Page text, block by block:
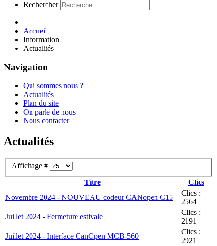
Rechercher
Accueil
Information
Actualités
Navigation
Qui sommes nous ?
Actualités
Plan du site
On parle de nous
Nous contacter
Actualités
Affichage #
Titre
Clics
Novembre 2024 - NOUVEAU codeur CANopen C15
Clics :
2564
Juillet 2024 - Fermeture estivale
Clics :
2191
Juillet 2024 - Interface CanOpen MCB-560
Clics :
2921